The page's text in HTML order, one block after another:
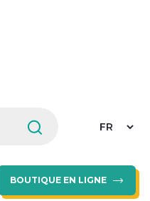
Select
BOUTIQUE EN LIGNE